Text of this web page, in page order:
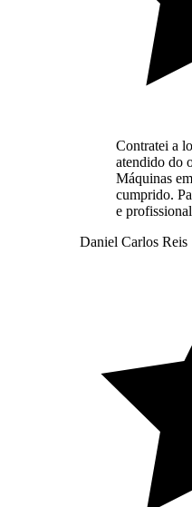
Contratei a
atendido do
Máquinas
cumprido.
e
Daniel Carlos Reis